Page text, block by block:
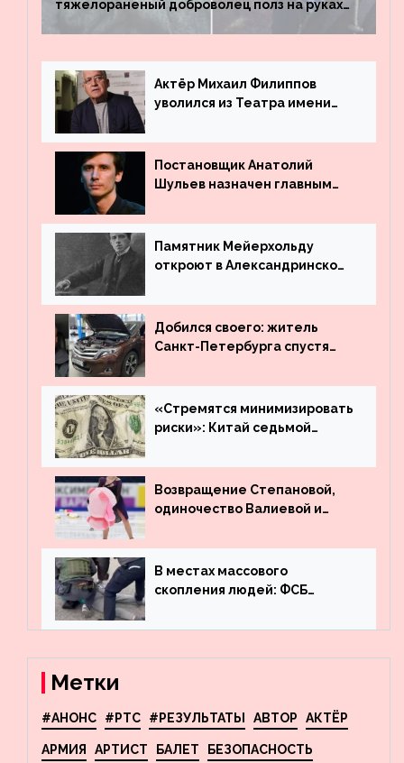
тяжелораненый доброволец полз на руках
четыре километра через заминированное
поле
Актёр Михаил Филиппов
уволился из Театра имени
Постановщик Анатолий
Шульев назначен главным
Вахтангова
Памятник Мейерхольду
откроют в Александринском
Добился своего: житель
Санкт-Петербурга спустя
угнанную в Казахстан
машину
«Стремятся минимизировать
риски»: Китай седьмой
деньги из американского
госдолга
Возвращение Степановой,
одиночество Валиевой и
что обсуждают в мире
фигурного катания
В местах массового
скопления людей: ФСБ
террористов, планировавших
Метки
#АНОНС #РТС #РЕЗУЛЬТАТЫ АВТОР АКТЁР
АРМИЯ АРТИСТ БАЛЕТ БЕЗОПАСНОСТЬ